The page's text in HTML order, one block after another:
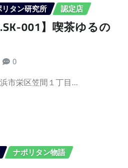
リタン研究所 認定店
001】喫茶ゆるの
0
市栄区笠間１丁目…
ナポリタン物語